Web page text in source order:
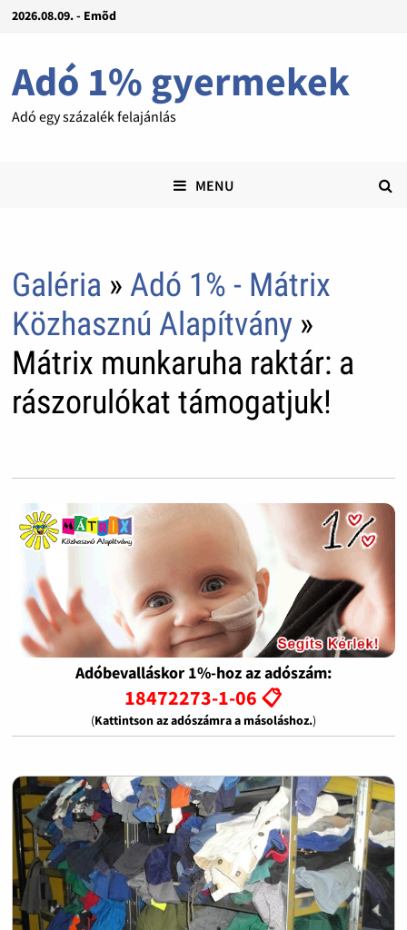
2026.08.09. - Emõd
Adó 1% gyermekek
Adó egy százalék felajánlás
MENU
Galéria » Adó 1% - Mátrix
Közhasznú Alapítvány»
Mátrix munkaruha raktár: a
rászorulókat támogatjuk!
Adóbevalláskor 1%-hoz az adószám:
18472273-1-06 📋
(Kattintson az adószámra a másoláshoz.)